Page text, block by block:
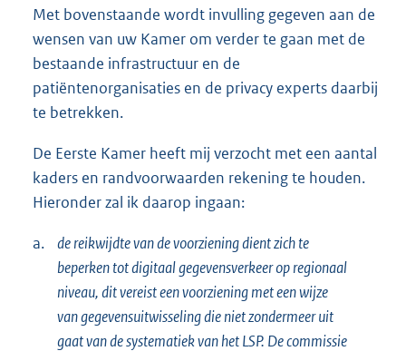
Met bovenstaande wordt invulling gegeven aan de
wensen van uw Kamer om verder te gaan met de
bestaande infrastructuur en de
patiëntenorganisaties en de privacy experts daarbij
te betrekken.
De Eerste Kamer heeft mij verzocht met een aantal
kaders en randvoorwaarden rekening te houden.
Hieronder zal ik daarop ingaan:
a.
de reikwijdte van de voorziening dient zich te
beperken tot digitaal gegevensverkeer op regionaal
niveau, dit vereist een voorziening met een wijze
van gegevensuitwisseling die niet zondermeer uit
gaat van de systematiek van het LSP. De commissie